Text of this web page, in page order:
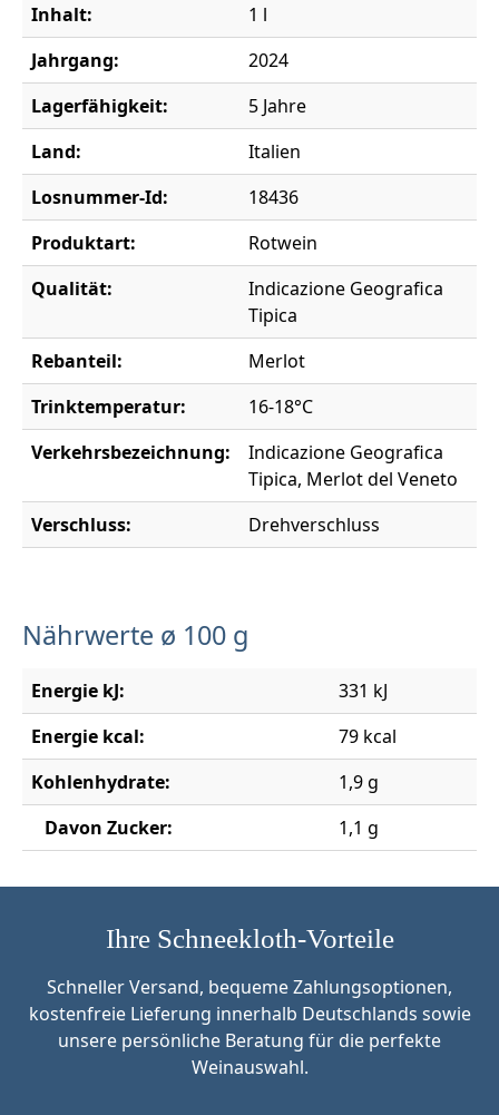
Inhalt:
1 l
Jahrgang:
2024
Lagerfähigkeit:
5 Jahre
Land:
Italien
Losnummer-Id:
18436
Produktart:
Rotwein
Qualität:
Indicazione Geografica
Tipica
Rebanteil:
Merlot
Trinktemperatur:
16-18°C
Verkehrsbezeichnung:
Indicazione Geografica
Tipica, Merlot del Veneto
Verschluss:
Drehverschluss
Nährwerte ø 100 g
Energie kJ:
331 kJ
Energie kcal:
79 kcal
Kohlenhydrate:
1,9 g
Davon Zucker:
1,1 g
Ihre Schneekloth-Vorteile
Schneller Versand, bequeme Zahlungsoptionen,
kostenfreie Lieferung innerhalb Deutschlands sowie
unsere persönliche Beratung für die perfekte
Weinauswahl.